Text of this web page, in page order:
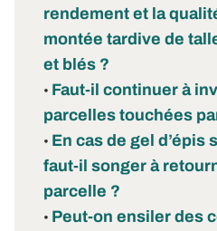
rendement et la
montée tardive de
et blés ?
• Faut-il continuer à
parcelles touchées
• En cas de gel d’épis
faut-il songer à
parcelle ?
• Peut-on ensiler des